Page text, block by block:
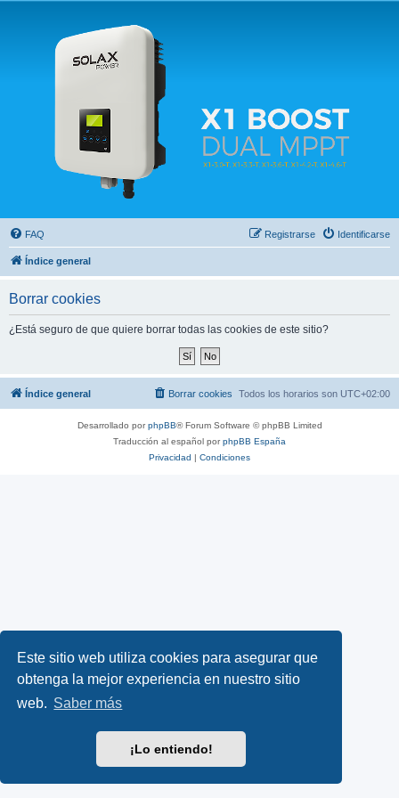
Este sitio web utiliza cookies para asegurar que
obtenga la mejor experiencia en nuestro sitio
web. Saber más
¡Lo entiendo!
Solax FAQ
Lugar para intercambiar dudas sobre inversores solares Solax y temas relacionados.
FAQ Identificarse
Registrarse
Índice general
Borrar cookies
¿Está seguro de que quiere borrar todas las cookies de este sitio?
Índice general Todos los horarios son UTC+02:00
Borrar cookies
Desarrollado porphpBB® Forum Software © phpBB Limited
Traducción al español porphpBB España
Privacidad | Condiciones